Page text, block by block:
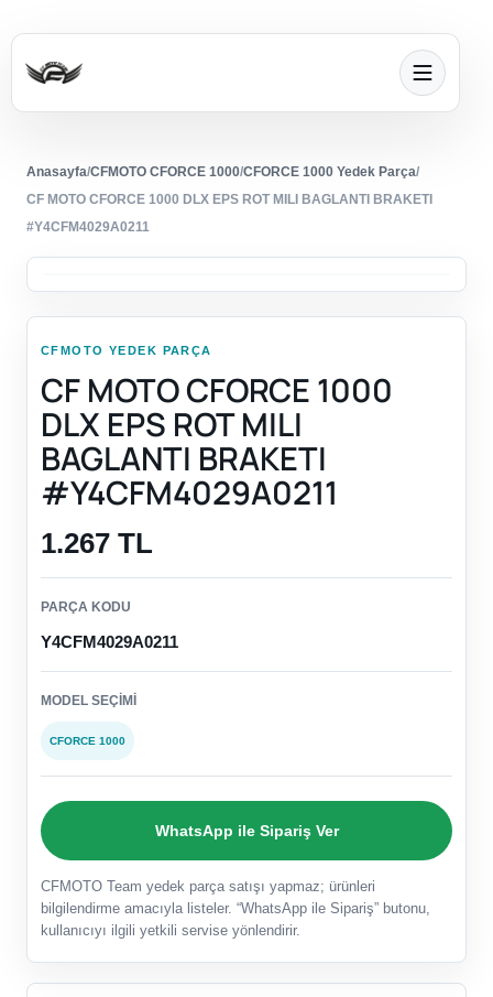
Anasayfa/CFMOTO CFORCE 1000/CFORCE 1000 Yedek Parça/
CF MOTO CFORCE 1000 DLX EPS ROT MILI BAGLANTI BRAKETI
#Y4CFM4029A0211
CFMOTO YEDEK PARÇA
CF MOTO CFORCE 1000
DLX EPS ROT MILI
BAGLANTI BRAKETI
#Y4CFM4029A0211
1.267 TL
PARÇA KODU
Y4CFM4029A0211
MODEL SEÇIMI
CFORCE 1000
WhatsApp ile Sipariş Ver
CFMOTO Team yedek parça satışı yapmaz; ürünleri
bilgilendirme amacıyla listeler. “WhatsApp ile Sipariş” butonu,
kullanıcıyı ilgili yetkili servise yönlendirir.